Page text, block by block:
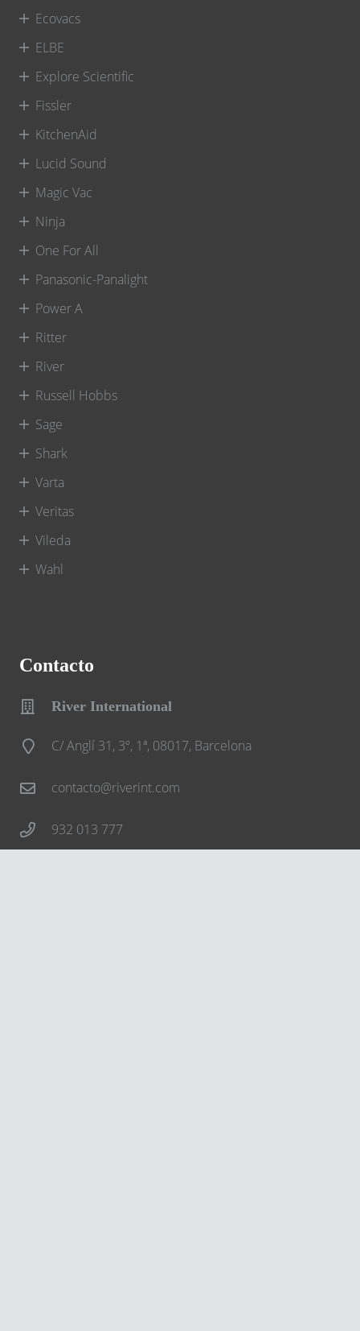
Ecovacs
ELBE
Explore Scientific
Fissler
KitchenAid
Lucid Sound
Magic Vac
Ninja
One For All
Panasonic-Panalight
Power A
Ritter
River
Russell Hobbs
Sage
Shark
Varta
Veritas
Vileda
Wahl
Contacto
River International
C/ Anglí 31, 3º, 1ª, 08017, Barcelona
contacto@riverint.com
932 013 777